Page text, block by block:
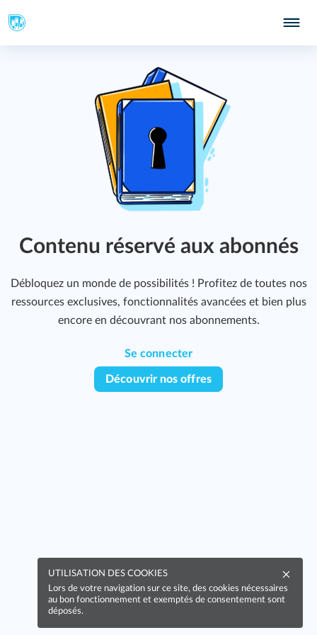
Contenu réservé aux abonnés
Débloquez un monde de possibilités ! Profitez de toutes nos
ressources exclusives, fonctionnalités avancées et bien plus
encore en découvrant nos abonnements.
Se connecter
Découvrir nos offres
UTILISATION DES COOKIES
Lors de votre navigation sur ce site, des cookies nécessaires
au bon fonctionnement et exemptés de consentement sont
déposés.